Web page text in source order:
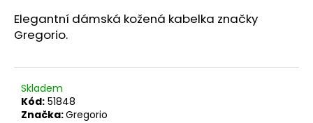
Elegantní dámská kožená kabelka značky
Gregorio.
Skladem
Kód: 51848
Značka:Gregorio
č
u
e
m
e